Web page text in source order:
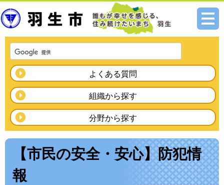
メニ
よくある質問
組織から探す
分野から探す
【市民の安全・安心】防犯情
報